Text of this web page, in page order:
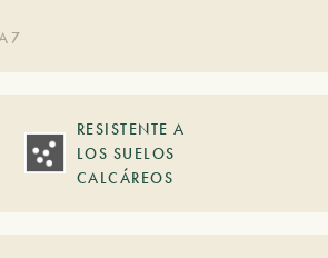
7
RESISTENTE A
LOS SUELOS
CALCÁREOS